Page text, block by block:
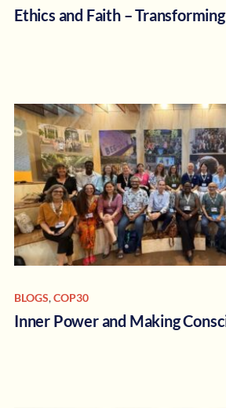
Ethics and Faith –
BLOGS,COP30
Inner Power and Making